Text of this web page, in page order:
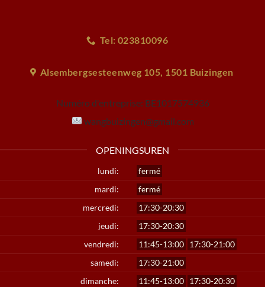
Tel: 023810096
Alsembergsesteenweg 105, 1501 Buizingen
Numéro d'entreprise: BE1017574936
wangbuizingen@gmail.com
OPENINGSUREN
lundi:
fermé
mardi:
fermé
mercredi:
17:30-20:30
jeudi:
17:30-20:30
vendredi:
11:45-13:00 17:30-21:00
samedi:
17:30-21:00
dimanche:
11:45-13:00 17:30-20:30